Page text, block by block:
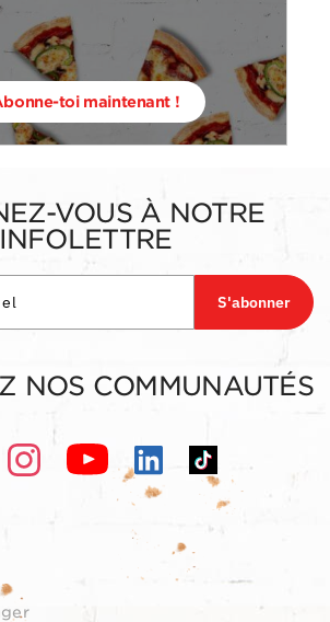
toi maintenant !
VOUS À NOTRE
INFOLETTRE
S'abonner
NOS COMMUNAUTÉS